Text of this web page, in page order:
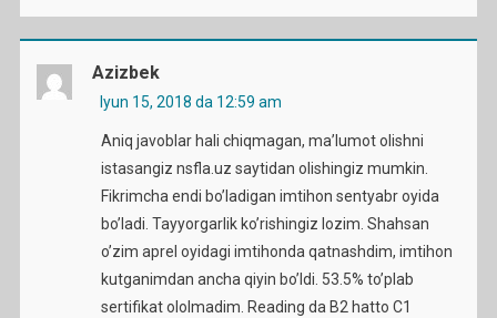
Azizbek
Iyun 15, 2018 da 12:59 am
Aniq javoblar hali chiqmagan, ma’lumot olishni
istasangiz nsfla.uz saytidan olishingiz mumkin.
Fikrimcha endi bo’ladigan imtihon sentyabr oyida
bo’ladi. Tayyorgarlik ko’rishingiz lozim. Shahsan
o’zim aprel oyidagi imtihonda qatnashdim, imtihon
kutganimdan ancha qiyin bo’ldi. 53.5% to’plab
sertifikat ololmadim. Reading da B2 hatto C1